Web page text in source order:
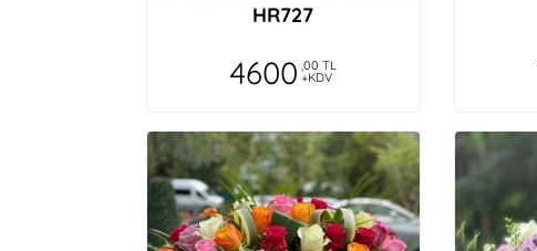
HR727
4600 ,00 TL
+KDV